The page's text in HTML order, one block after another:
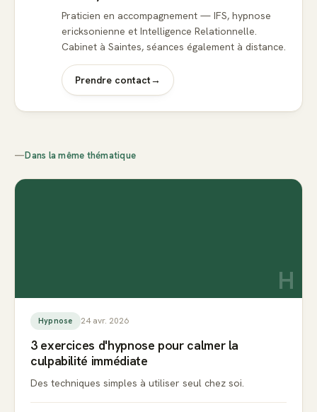
Praticien en accompagnement — IFS, hypnose
ericksonienne et Intelligence Relationnelle.
Cabinet à Saintes, séances également à distance.
Prendre contact→
—Dans la même thématique
H
Hypnose 24 avr. 2026
3 exercices d'hypnose pour calmer la
culpabilité immédiate
Des techniques simples à utiliser seul chez soi.